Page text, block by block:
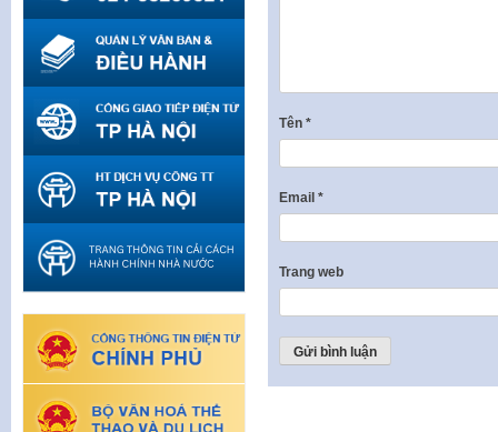
Tên *
Email *
Trang web